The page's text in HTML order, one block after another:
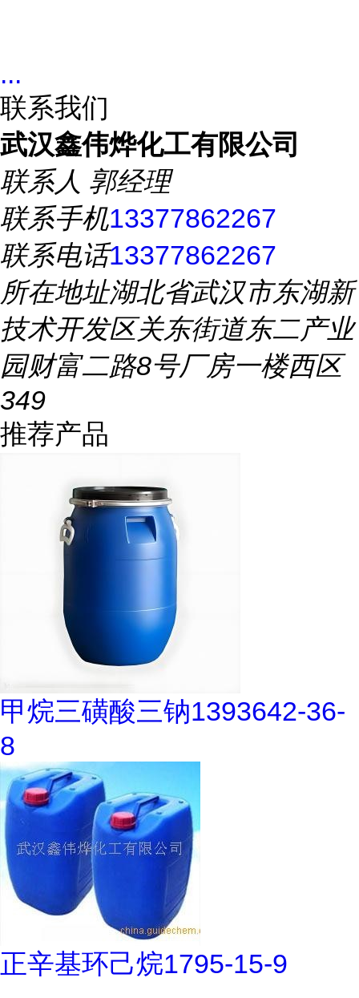
...
联系我们
武汉鑫伟烨化工有限公司
联系人 郭经理
联系手机13377862267
联系电话13377862267
所在地址湖北省武汉市东湖新
技术开发区关东街道东二产业
园财富二路8号厂房一楼西区
349
推荐产品
甲烷三磺酸三钠1393642-36-
8
正辛基环己烷1795-15-9